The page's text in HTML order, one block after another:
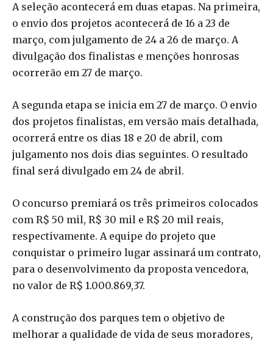
A seleção acontecerá em duas etapas. Na primeira,
o envio dos projetos acontecerá de 16 a 23 de
março, com julgamento de 24 a 26 de março. A
divulgação dos finalistas e menções honrosas
ocorrerão em 27 de março.
A segunda etapa se inicia em 27 de março. O envio
dos projetos finalistas, em versão mais detalhada,
ocorrerá entre os dias 18 e 20 de abril, com
julgamento nos dois dias seguintes. O resultado
final será divulgado em 24 de abril.
O concurso premiará os três primeiros colocados
com R$ 50 mil, R$ 30 mil e R$ 20 mil reais,
respectivamente. A equipe do projeto que
conquistar o primeiro lugar assinará um contrato,
para o desenvolvimento da proposta vencedora,
no valor de R$ 1.000.869,37.
A construção dos parques tem o objetivo de
melhorar a qualidade de vida de seus moradores,